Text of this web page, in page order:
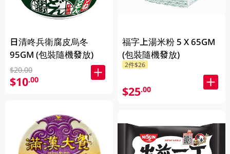
日清咚兵衛腐皮烏冬
95GM (包裝隨機發放)
$20.00
$10.00
福字上湯米粉 5 X 65GM
(包裝隨機發放)
2件$26
$25.00